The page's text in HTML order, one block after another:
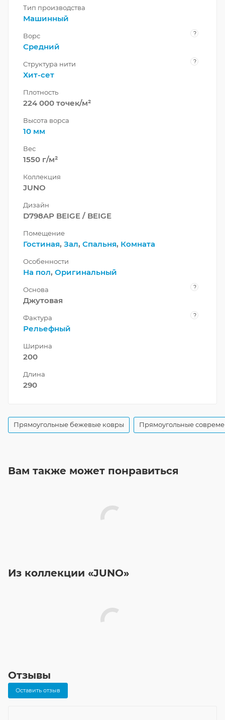
Тип производства
Машинный
Ворс ?
Средний
Структура нити ?
Хит-сет
Плотность
224 000 точек/м²
Высота ворса
10 мм
Вес
1550 г/м²
Коллекция
JUNO
Дизайн
D798AP BEIGE / BEIGE
Помещение
Гостиная, Зал, Спальня, Комната
Особенности
На пол, Оригинальный
Основа ?
Джутовая
Фактура ?
Рельефный
Ширина
200
Длина
290
Прямоугольные бежевые ковры Прямоугольные
Вам также может понравиться
Из коллекции «JUNO»
Отзывы
Оставить отзыв